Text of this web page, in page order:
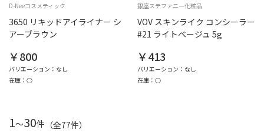
D-Neeコスメティック
3650 リキッドアイライナー シ
アーブラウン
￥800
バリエーション：なし
在庫：○
銀座ステファニー化粧品
VOV スキンライク コンシーラー
#21 ライトベージュ 5g
￥413
バリエーション：なし
在庫：○
1～30件 （全77件）